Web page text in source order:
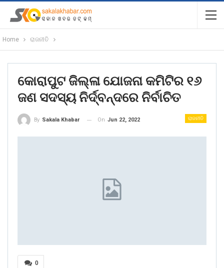
Home ରାଜନୀତି
କୋରାପୁଟ ଜିଲ୍ଳା ଯୋଜନା କମିଟିର ୧୬
ଜଣ ସଦସ୍ୟ ନିର୍ଦ୍ବନ୍ଦରେ ନିର୍ବାଚିତ
ରାଜନୀତି
By Sakala Khabar On Jun 22, 2022
0